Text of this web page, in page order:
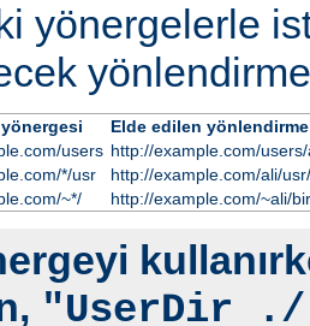
yönergelerle
yönergesi
Elde edilen yönlendirme
users http://example.com/
*/usr
http://example.com/ali/
~*/
http://example.com/~ali/
"UserDir